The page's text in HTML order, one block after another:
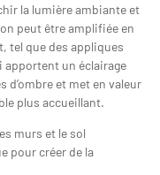
la lumière ambiante et
peut être amplifiée en
tel que des appliques
apportent un éclairage
d’ombre et met en valeur
plus accueillant.
murs et le sol
pour créer de la